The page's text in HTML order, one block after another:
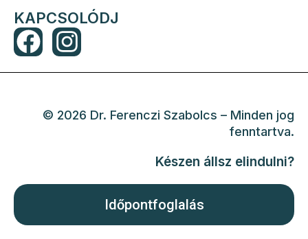
KAPCSOLÓDJ
F
a
o
I
n
t
r
m
© 2026 Dr. Ferenczi Szabolcs – Minden jog
fenntartva.
Készen állsz elindulni?
Időpontfoglalás